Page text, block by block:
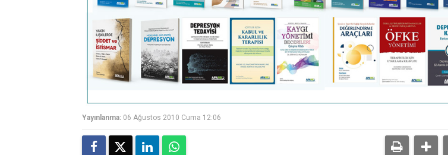
Yayınlanma: 06 Ağustos 2010 Cuma 12:06